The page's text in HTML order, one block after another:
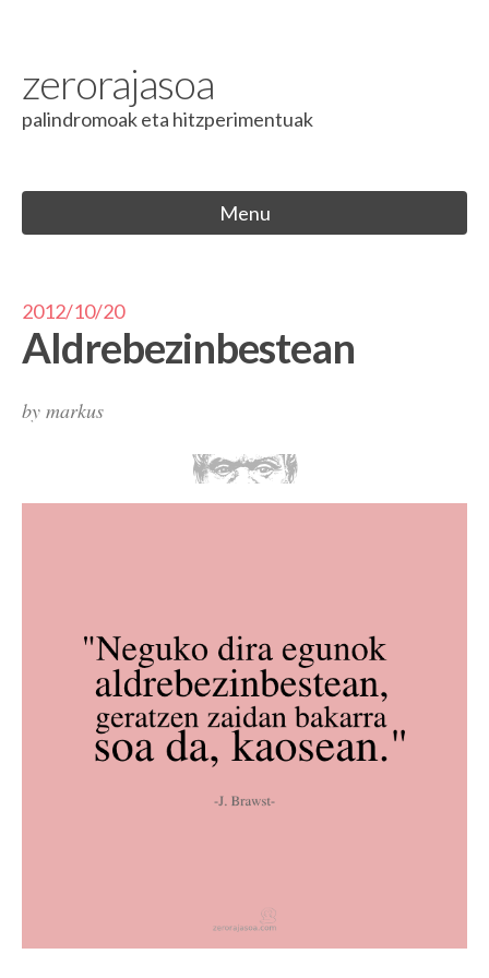
zerorajasoa
palindromoak eta hitzperimentuak
Menu
2012/10/20
Aldrebezinbestean
by markus